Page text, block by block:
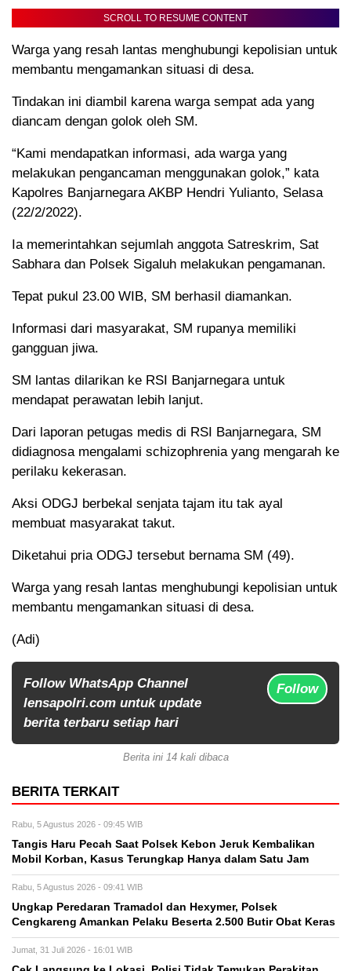
SCROLL TO RESUME CONTENT
Warga yang resah lantas menghubungi kepolisian untuk
membantu mengamankan situasi di desa.
Tindakan ini diambil karena warga sempat ada yang
diancam dengan golok oleh SM.
“Kami mendapatkan informasi, ada warga yang
melakukan pengancaman menggunakan golok,” kata
Kapolres Banjarnegara AKBP Hendri Yulianto, Selasa
(22/2/2022).
Ia memerintahkan sejumlah anggota Satreskrim, Sat
Sabhara dan Polsek Sigaluh melakukan pengamanan.
Tepat pukul 23.00 WIB, SM berhasil diamankan.
Informasi dari masyarakat, SM rupanya memiliki
gangguan jiwa.
SM lantas dilarikan ke RSI Banjarnegara untuk
mendapat perawatan lebih lanjut.
Dari laporan petugas medis di RSI Banjarnegara, SM
didiagnosa mengalami schizophrenia yang mengarah ke
perilaku kekerasan.
Aksi ODGJ berbekal senjata tajam itu tak ayal
membuat masyarakat takut.
Diketahui pria ODGJ tersebut bernama SM (49).
Warga yang resah lantas menghubungi kepolisian untuk
membantu mengamankan situasi di desa.
(Adi)
Follow WhatsApp Channel
lensapolri.com untuk update
berita terbaru setiap hari
Follow
Berita ini 14 kali dibaca
BERITA TERKAIT
Rabu, 5 Agustus 2026 - 09:45 WIB
Tangis Haru Pecah Saat Polsek Kebon Jeruk Kembalikan
Mobil Korban, Kasus Terungkap Hanya dalam Satu Jam
Rabu, 5 Agustus 2026 - 09:41 WIB
Ungkap Peredaran Tramadol dan Hexymer, Polsek
Cengkareng Amankan Pelaku Beserta 2.500 Butir Obat Keras
Jumat, 31 Juli 2026 - 16:01 WIB